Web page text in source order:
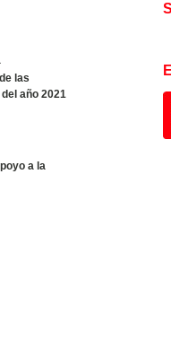
las
año 2021
a la